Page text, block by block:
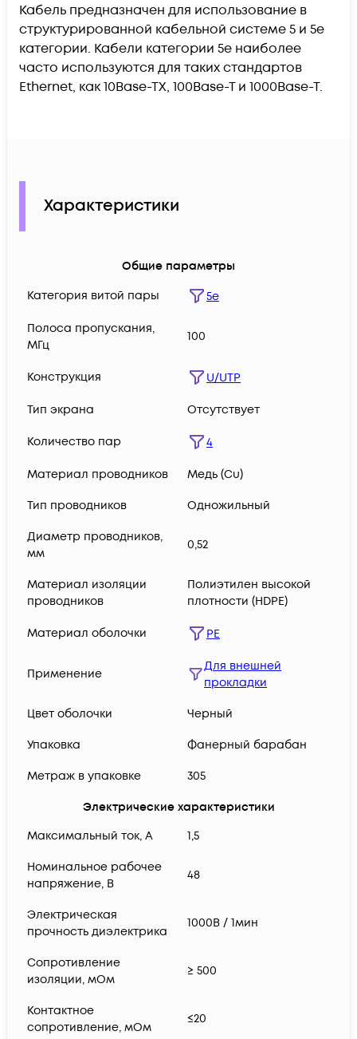
Кабель предназначен для использование в
структурированной кабельной системе 5 и 5е
категории. Кабели категории 5е наиболее
часто используются для таких стандартов
Ethernet, как 10Base-TX, 100Base-T и 1000Base-T.
Характеристики
Общие параметры
Категория витой пары
5e
Полоса пропускания,
МГц
100
Конструкция U/UTP
Тип экрана Отсутствует
Количество пар 4
Материал проводников Медь (Сu)
Тип проводников Одножильный
Диаметр проводников,
мм
0,52
Материал изоляции
проводников
Полиэтилен высокой
плотности (HDPE)
Материал оболочки PE
Применение
Для внешней
прокладки
Цвет оболочки Черный
Упаковка Фанерный барабан
Метраж в упаковке 305
Электрические характеристики
Максимальный ток, А
1,5
Номинальное рабочее
напряжение, В
48
Электрическая
прочность диэлектрика
1000В / 1мин
Сопротивление
изоляции, мОм
≥ 500
Контактное
сопротивление, мОм
≤20